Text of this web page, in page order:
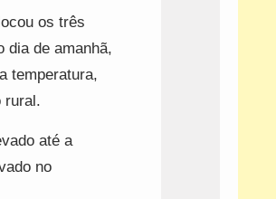
os três
dia de amanhã,
temperatura,
rural.
até a
no